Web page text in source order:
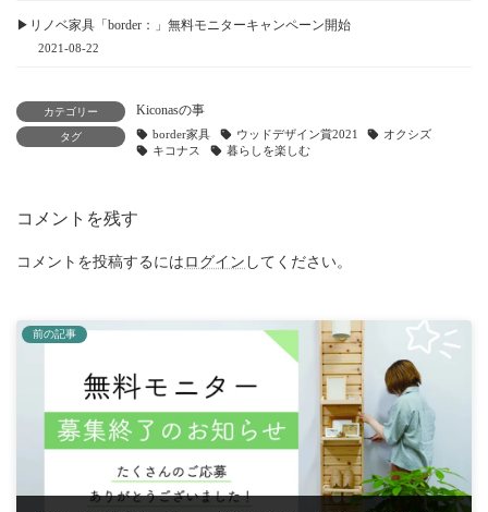
▶リノベ家具「border：」無料モニターキャンペーン開始
2021-08-22
カテゴリー Kiconasの事
タグ border家具 ウッドデザイン賞2021
オクシズ
キコナス
暮らしを楽しむ
コメントを残す
コメントを投稿するには ログイン してください。
前の記事